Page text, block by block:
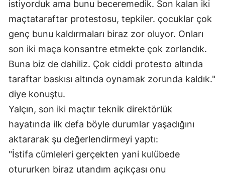
istiyorduk ama bunu beceremedik. Son kalan iki
maçtataraftar protestosu, tepkiler. çocuklar çok
genç bunu kaldırmaları biraz zor oluyor. Onları
son iki maça konsantre etmekte çok zorlandık.
Buna biz de dahiliz. Çok ciddi protesto altında
taraftar baskısı altında oynamak zorunda kaldık."
diye konuştu.
Yalçın, son iki maçtır teknik direktörlük
hayatında ilk defa böyle durumlar yaşadığını
aktararak şu değerlendirmeyi yaptı:
"İstifa cümleleri gerçekten yani kulübede
otururken biraz utandım açıkçası onu